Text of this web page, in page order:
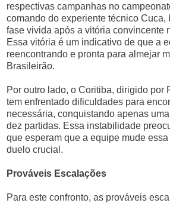
respectivas campanhas no
comando do experiente técnico Cuca,
fase vivida após a vitória convincente
Essa vitória é um indicativo de que a
reencontrando e pronta para almejar
Brasileirão.
Por outro lado, o Coritiba, dirigido por
tem enfrentado dificuldades para
necessária, conquistando apenas
dez partidas. Essa instabilidade
que esperam que a equipe mude
duelo crucial.
Prováveis Escalações
Para este confronto, as prováveis